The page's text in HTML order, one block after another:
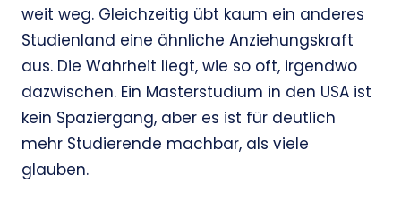
weit weg. Gleichzeitig übt kaum ein anderes
Studienland eine ähnliche Anziehungskraft
aus. Die Wahrheit liegt, wie so oft, irgendwo
dazwischen. Ein Masterstudium in den USA ist
kein Spaziergang, aber es ist für deutlich
mehr Studierende machbar, als viele
glauben.